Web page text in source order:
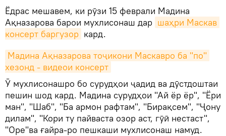
Ёдрас мешавем, ки рӯзи 15 феврали Мадина
Ақназарова барои мухлисонаш дар шаҳри Маскав
консерт баргузор кард.
Мадина Ақназарова тоҷикони Маскавро ба "по"
хезонд - видеои консерт
Ӯ мухлисонашро бо сурудҳои ҷадид ва дӯстдоштаи
пешин шод кард. Мадина сурудҳои "Ай ёр ёр", "Ёри
ман", "Шаб", "Ба армон рафтам", "Бирақсем", "Ҷону
дилам", "Кори ту пайваста озор аст, гӯӣ нестаст",
"Оре"ва ғайра-ро пешкаши мухлисонаш намуд.